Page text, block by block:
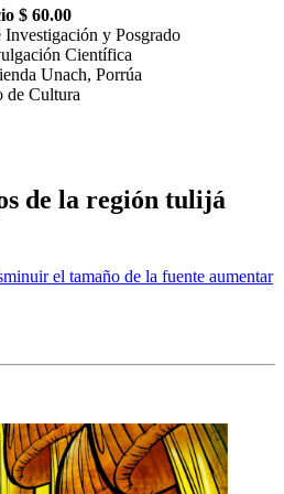
$ 60.00
y Posgrado
Científica
Unach, Porrúa
de Cultura
de la región tulijá
el tamaño de la fuente aumentar